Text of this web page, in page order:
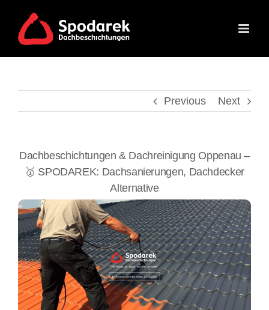
content
Previous Next
Dachbeschichtungen & Dachreinigung Oppenau –
🥇 SPODAREK: Dachsanierungen, Dachdecker
Alternative